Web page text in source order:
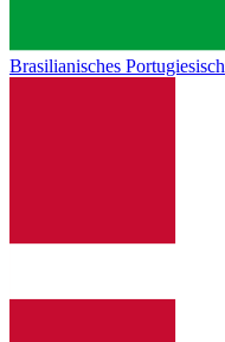
Brasilianisches Portugiesisch